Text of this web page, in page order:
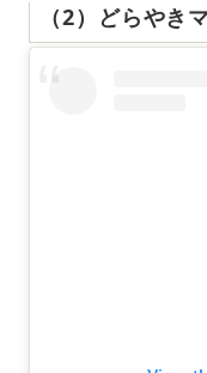
（2）どらやき